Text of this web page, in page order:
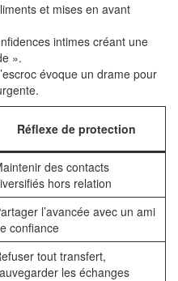
et mises en avant
intimes créant une
».
évoque un drame pour
Réflexe de protection
des contacts
hors relation
l’avancée avec un ami
confiance
tout transfert,
les échanges